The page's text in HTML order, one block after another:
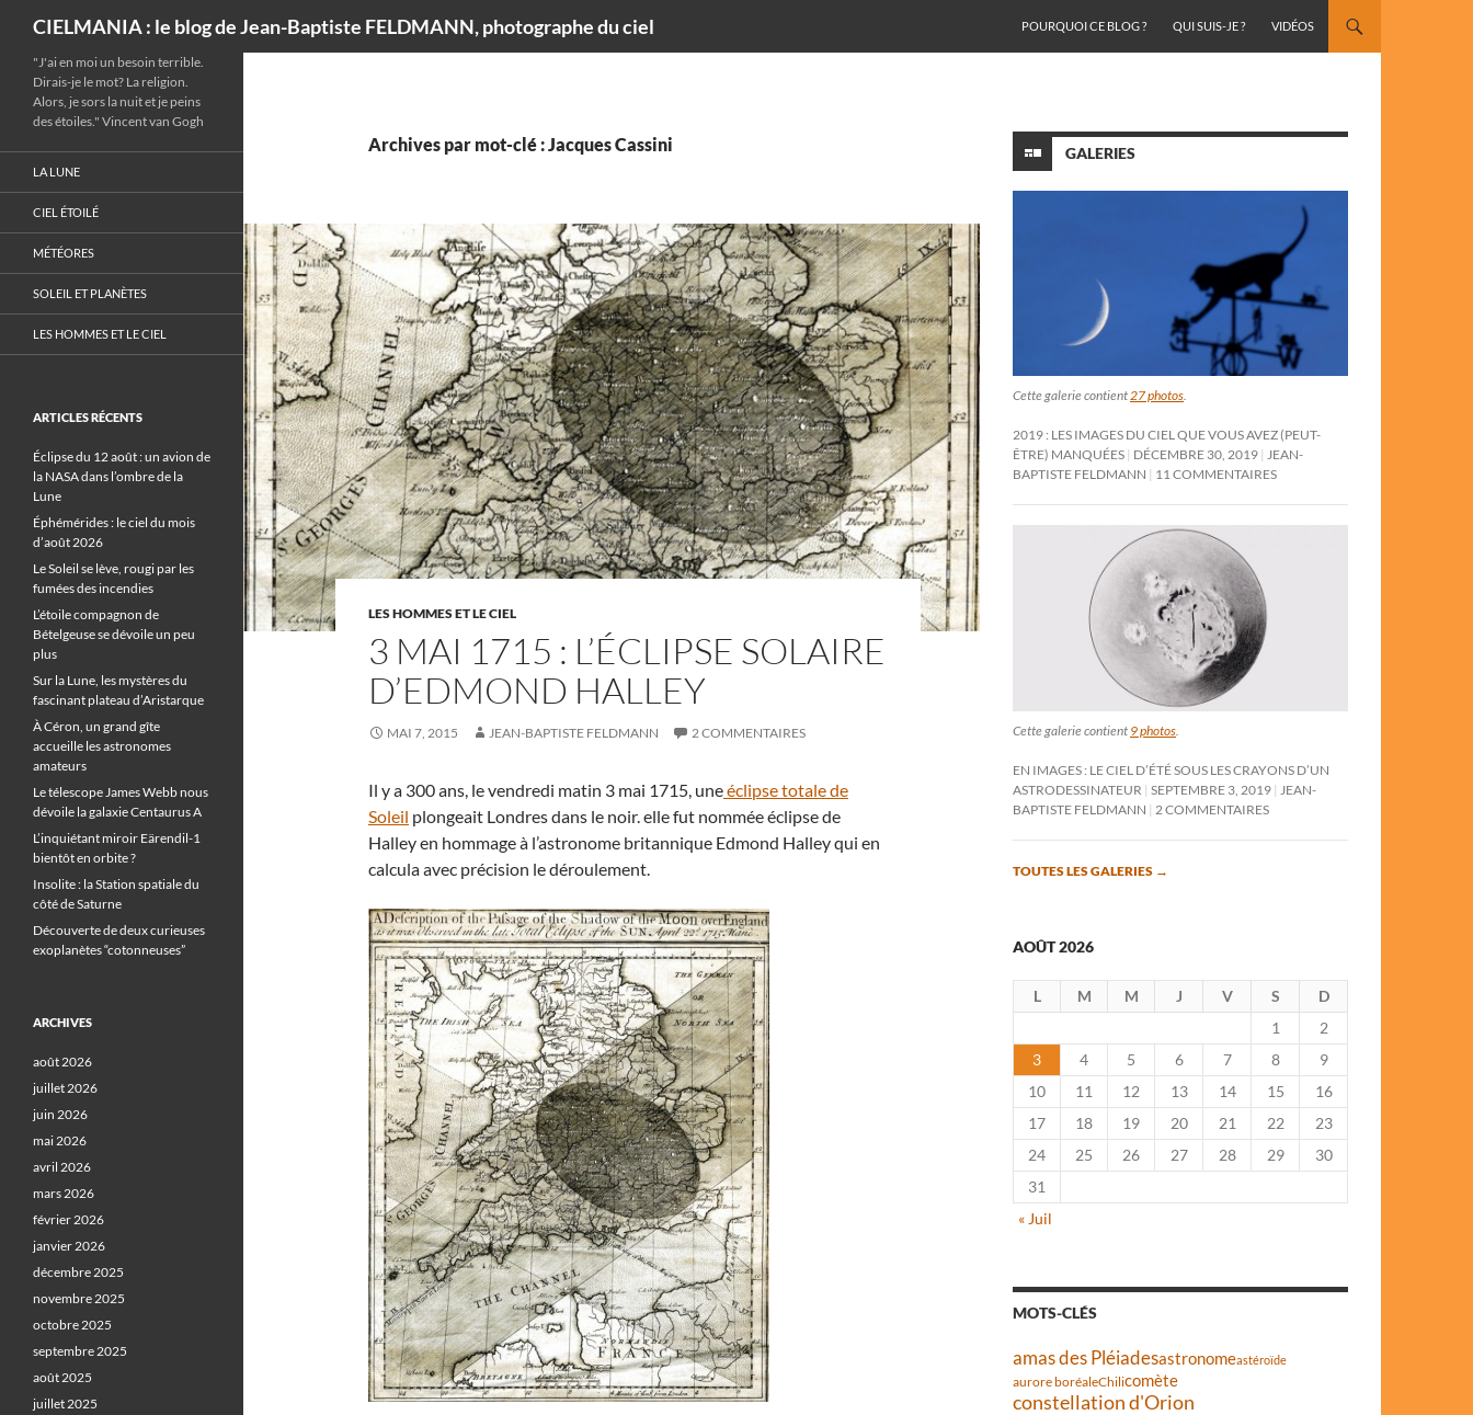
CIELMANIA : le blog de Jean-Baptiste FELDMANN, photographe du ciel
POURQUOI CE BLOG ?
QUI SUIS-JE ? VIDÉOS
Archives par mot-clé : Jacques Cassini
LES HOMMES ET LE CIEL
3 MAI 1715 : L’ÉCLIPSE SOLAIRE
D’EDMOND HALLEY
MAI 7, 2015 JEAN-BAPTISTE FELDMANN 2 COMMENTAIRES
Il y a 300 ans, le vendredi matin 3 mai 1715, uneéclipse totale de
Soleil plongeait Londres dans le noir. elle fut nommée éclipse de
Halley en hommage à l’astronome britannique Edmond Halley qui en
calcula avec précision le déroulement.
GALERIES
Cette galerie contient27 photos.
2019 : LES IMAGES DU CIEL QUE VOUS AVEZ (PEUT-
ÊTRE) MANQUÉES DÉCEMBRE 30, 2019 JEAN-
BAPTISTE FELDMANN
11 COMMENTAIRES
Cette galerie contient 9 photos
EN IMAGES : LE CIEL D’ÉTÉ SOUS LES CRAYONS D’UN
ASTRODESSINATEUR SEPTEMBRE 3, 2019
JEAN-
BAPTISTE FELDMANN
2 COMMENTAIRES
TOUTES LES GALERIES →
AOÛT 2026
L M M J V S
D
1
2
3
4 5 6 7 8
9
10
11 12 13 14 15
16
17
18 19 20 21 22
23
24
25 26 27 28 29
30
31
« Juil
MOTS-CLÉS
amas des Pléiadesastronomeastéroïde
aurore boréaleChilicomète
constellation d'Orion
"J'ai en moi un besoin terrible.
Dirais-je le mot? La religion.
Alors, je sors la nuit et je peins
des étoiles." Vincent van Gogh
LA LUNE
CIEL ÉTOILÉ
MÉTÉORES
SOLEIL ET PLANÈTES
LES HOMMES ET LE CIEL
ARTICLES RÉCENTS
Éclipse du 12 août : un avion de
la NASA dans l’ombre de la
Lune
Éphémérides : le ciel du mois
d’août 2026
Le Soleil se lève, rougi par les
fumées des incendies
L’étoile compagnon de
Bételgeuse se dévoile un peu
plus
Sur la Lune, les mystères du
fascinant plateau d’Aristarque
À Céron, un grand gîte
accueille les astronomes
amateurs
Le télescope James Webb nous
dévoile la galaxie Centaurus A
L’inquiétant miroir Eärendil-1
bientôt en orbite ?
Insolite : la Station spatiale du
côté de Saturne
Découverte de deux curieuses
exoplanètes “cotonneuses”
ARCHIVES
août 2026
juillet 2026
juin 2026
mai 2026
avril 2026
mars 2026
février 2026
janvier 2026
décembre 2025
novembre 2025
octobre 2025
septembre 2025
août 2025
juillet 2025